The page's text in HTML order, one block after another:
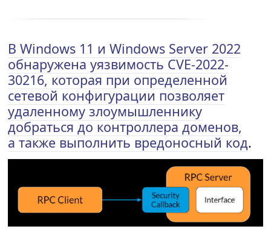
В Windows 11 и Windows Server 2022
обнаружена уязвимость CVE-2022-
30216, которая при определенной
сетевой конфигурации позволяет
удаленному злоумышленнику
добраться до контроллера доменов,
а также выполнить вредоносный код.